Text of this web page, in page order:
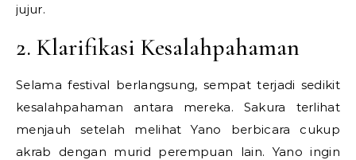
jujur.
2. Klarifikasi Kesalahpahaman
Selama festival berlangsung, sempat terjadi sedikit
kesalahpahaman antara mereka. Sakura terlihat
menjauh setelah melihat Yano berbicara cukup
akrab dengan murid perempuan lain. Yano ingin